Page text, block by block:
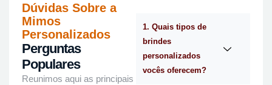
Dúvidas Sobre a
Mimos
Personalizados
Perguntas
Populares
Reunimos aqui as principais
1. Quais tipos de
brindes
personalizados
vocês oferecem?